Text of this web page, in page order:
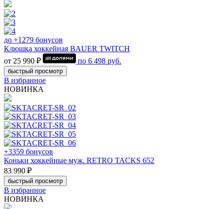
до +1279 бонусов
Клюшка хоккейная BAUER TWITCH
от 25 990 ₽
по 6 498 руб.
быстрый просмотр
В избранное
НОВИНКА
+3359 бонусов
Коньки хоккейные муж. RETRO TACKS 652
83 990 ₽
быстрый просмотр
В избранное
НОВИНКА